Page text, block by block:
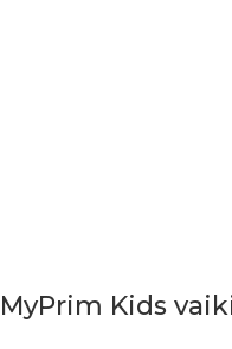
MyPrim Kids